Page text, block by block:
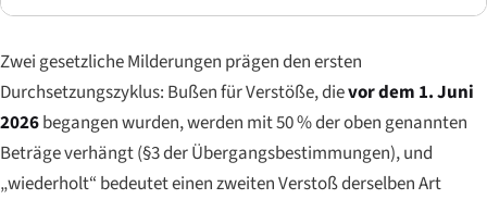
Zwei gesetzliche Milderungen prägen den ersten
Durchsetzungszyklus: Bußen für Verstöße, dievor dem 1. Juni
2026begangen wurden, werden mit 50 % der oben genannten
Beträge verhängt (§3 der Übergangsbestimmungen), und
„wiederholt“ bedeutet einen zweiten Verstoß derselben Art